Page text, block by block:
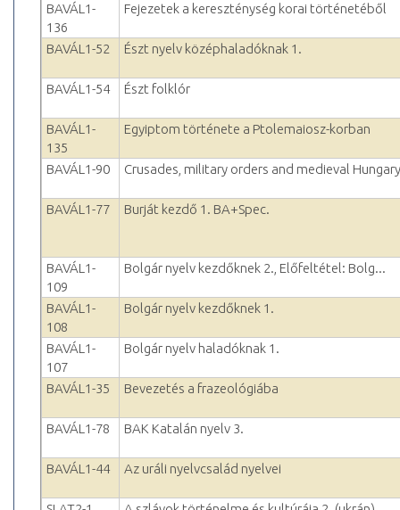
BAVÁL1-
136
Fejezetek a kereszténység korai történetéből
BAVÁL1-52 Észt nyelv középhaladóknak 1.
BAVÁL1-54 Észt folklór
BAVÁL1-
135
Egyiptom története a Ptolemaiosz-korban
BAVÁL1-90 Crusades, military orders and medieval Hungary
BAVÁL1-77 Burját kezdő 1. BA+Spec.
BAVÁL1-
109
Bolgár nyelv kezdőknek 2., Előfeltétel: Bolg...
BAVÁL1-
108
Bolgár nyelv kezdőknek 1.
BAVÁL1-
107
Bolgár nyelv haladóknak 1.
BAVÁL1-35 Bevezetés a frazeológiába
BAVÁL1-78 BAK Katalán nyelv 3.
BAVÁL1-44 Az uráli nyelvcsalád nyelvei